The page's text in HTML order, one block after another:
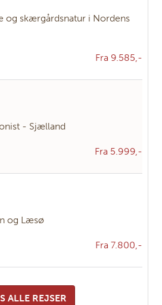
og skærgårdsnatur i Nordens
Fra 9.585,-
- Sjælland
Fra 5.999,-
og Læsø
Fra 7.800,-
ALLE REJSER